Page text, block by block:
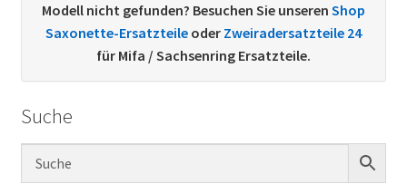
Datenschutzerklärung
Kontakt
Sachs Ersatzteile
Modell nicht gefunden? Besuchen Sie unseren Shop
Saxonette-Ersatzteile oder Zweiradersatzteile 24
für Mifa / Sachsenring Ersatzteile.
Suche